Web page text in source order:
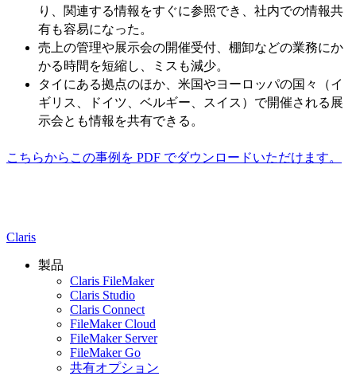
り、関連する情報をすぐに参照でき、社内での情報共
有も容易になった。
売上の管理や展示会の開催受付、棚卸などの業務にか
かる時間を短縮し、ミスも減少。
タイにある拠点のほか、米国やヨーロッパの国々（イ
ギリス、ドイツ、ベルギー、スイス）で開催される展
示会とも情報を共有できる。
こちらからこの事例を PDF でダウンロードいただけます。
Claris
製品
Claris FileMaker
Claris Studio
Claris Connect
FileMaker Cloud
FileMaker Server
FileMaker Go
共有オプション